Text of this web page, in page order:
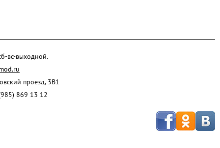
вс-выходной.
проезд, 3В1
869 13 12